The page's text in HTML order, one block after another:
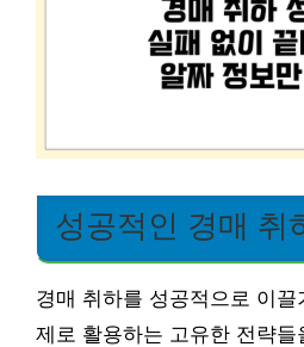
성공적인 경매 취
경매 취하를 성공적으로 이
제로 활용하는 고유한 전략